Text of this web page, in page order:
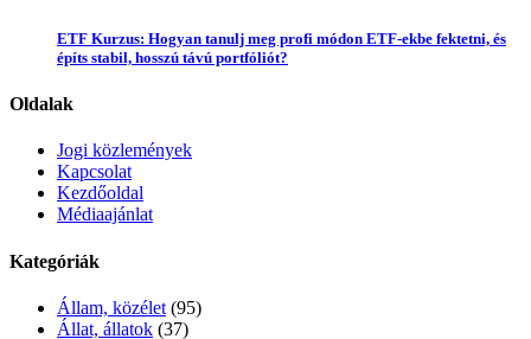
ETF Kurzus: Hogyan tanulj meg profi módon ETF-ekbe fektetni, és
építs stabil, hosszú távú portfóliót?
Oldalak
Jogi közlemények
Kapcsolat
Kezdőoldal
Médiaajánlat
Kategóriák
Állam, közélet (95)
Állat, állatok (37)